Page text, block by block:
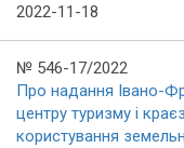
2022-11-18
№ 546-17/2022
Про надання Івано-
центру туризму і
користування